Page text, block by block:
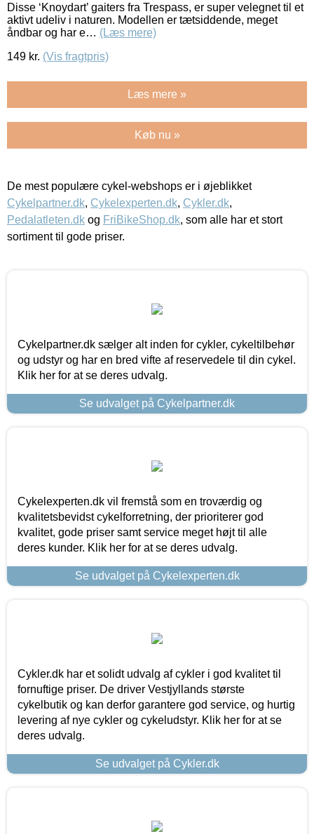
Disse ‘Knoydart’ gaiters fra Trespass, er super velegnet til et
aktivt udeliv i naturen. Modellen er tætsiddende, meget
åndbar og har e… (Læs mere)
149 kr. (Vis fragtpris)
Læs mere »
Køb nu »
De mest populære cykel-webshops er i øjeblikket
Cykelpartner.dk, Cykelexperten.dk, Cykler.dk,
Pedalatleten.dk og FriBikeShop.dk, som alle har et stort
sortiment til gode priser.
Cykelpartner.dk sælger alt inden for cykler, cykeltilbehør
og udstyr og har en bred vifte af reservedele til din cykel.
Klik her for at se deres udvalg.
Se udvalget på Cykelpartner.dk
Cykelexperten.dk vil fremstå som en troværdig og
kvalitetsbevidst cykelforretning, der prioriterer god
kvalitet, gode priser samt service meget højt til alle
deres kunder. Klik her for at se deres udvalg.
Se udvalget på Cykelexperten.dk
Cykler.dk har et solidt udvalg af cykler i god kvalitet til
fornuftige priser. De driver Vestjyllands største
cykelbutik og kan derfor garantere god service, og hurtig
levering af nye cykler og cykeludstyr. Klik her for at se
deres udvalg.
Se udvalget på Cykler.dk